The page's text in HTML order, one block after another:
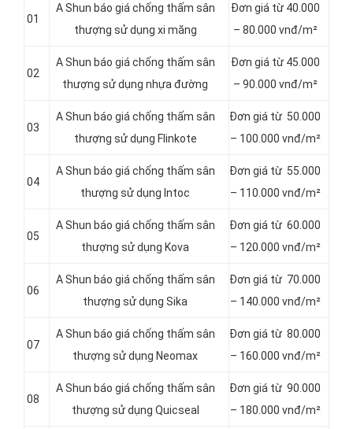
01
A Shun báo giá chống thấm sân
thượng sử dụng xi măng
Đơn giá từ 40.000
– 80.000 vnđ/m²
02
A Shun báo giá chống thấm sân
thượng sử dụng nhựa đường
Đơn giá từ 45.000
– 90.000 vnđ/m²
03
A Shun báo giá chống thấm sân
thượng sử dụng Flinkote
Đơn giá từ 50.000
– 100.000 vnđ/m²
04
A Shun báo giá chống thấm sân
thượng sử dụng Intoc
Đơn giá từ 55.000
– 110.000 vnđ/m²
05
A Shun báo giá chống thấm sân
thượng sử dụng Kova
Đơn giá từ 60.000
– 120.000 vnđ/m²
06
A Shun báo giá chống thấm sân
thượng sử dụng Sika
Đơn giá từ 70.000
– 140.000 vnđ/m²
07
A Shun báo giá chống thấm sân
thượng sử dụng Neomax
Đơn giá từ 80.000
– 160.000 vnđ/m²
08
A Shun báo giá chống thấm sân
thượng sử dụng Quicseal
Đơn giá từ 90.000
– 180.000 vnđ/m²